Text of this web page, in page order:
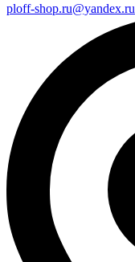
ploff-shop.ru@yandex.ru